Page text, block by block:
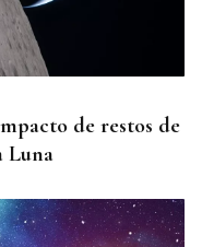
de restos de
Luna